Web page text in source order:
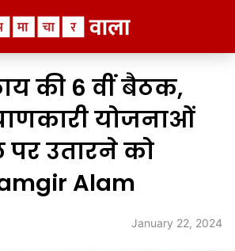
की 6 वीं बैठक,
योजनाओं
पर उतारने को
Alam
January 22, 2024